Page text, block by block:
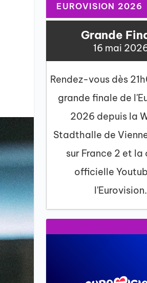
EUROVISION 2026
Grande
16 mai
Rendez-vous dès
grande finale de
2026 depuis la
Stadthalle de
sur France 2 et la
officielle
l'Eurovision.